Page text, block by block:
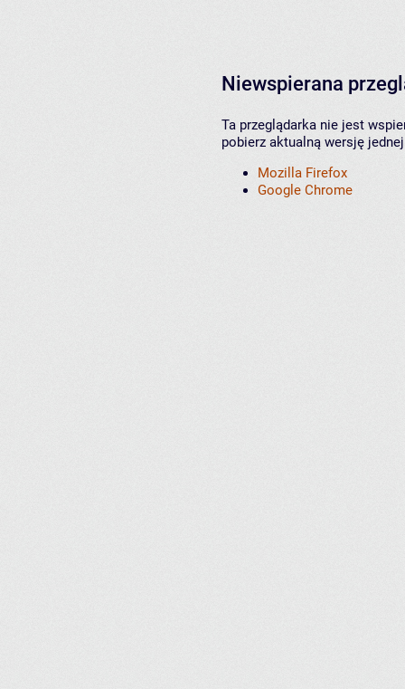
Niewspierana
Ta przeglądarka nie jest
pobierz aktualną wersję
Mozilla Firefox
Google Chrome